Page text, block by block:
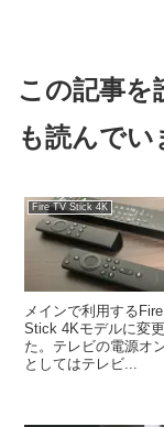
この記事を
も読んでい
Fire TV Stick 4K
メインで利用する
Stick 4Kモデルに変
た。テレビの電源オ
としてはテレビ...